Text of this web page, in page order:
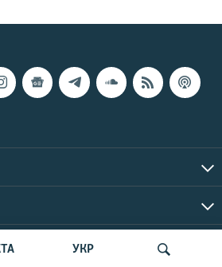
УКР
2026 | Все права защищены.